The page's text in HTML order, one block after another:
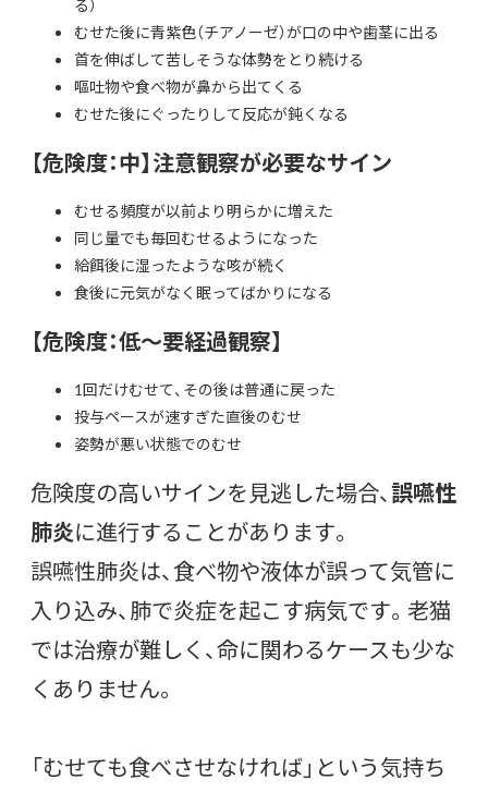
むせた後に青紫色（チアノーゼ）が口の中や歯茎に出る
首を伸ばして苦しそうな体勢をとり続ける
嘔吐物や食べ物が鼻から出てくる
むせた後にぐったりして反応が鈍くなる
【危険度：中】注意観察が必要なサイン
むせる頻度が以前より明らかに増えた
同じ量でも毎回むせるようになった
給餌後に湿ったような咳が続く
食後に元気がなく眠ってばかりになる
【危険度：低〜要経過観察】
1回だけむせて、その後は普通に戻った
投与ペースが速すぎた直後のむせ
姿勢が悪い状態でのむせ
危険度の高いサインを見逃した場合、誤嚥性
肺炎に進行することがあります。
誤嚥性肺炎は、食べ物や液体が誤って気管に
入り込み、肺で炎症を起こす病気です。老猫
では治療が難しく、命に関わるケースも少な
くありません。
「むせても食べさせなければ」という気持ち